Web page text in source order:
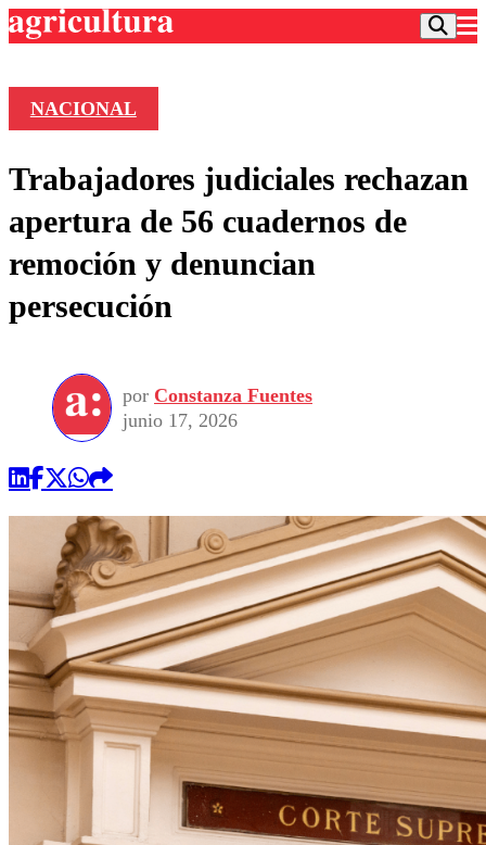
Frecuencias
Agricultura TV
Deportes
Colo Colo
Motor
Torneo Internacional
Torneo Nacional
Entretención
Noticias
Internacional
Nacional
Vida Social
Programas
Comercial
NACIONAL
Trabajadores judiciales rechazan
apertura de 56 cuadernos de
remoción y denuncian
persecución
por Constanza Fuentes
junio 17, 2026